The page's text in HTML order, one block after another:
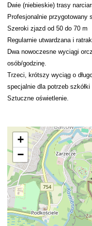
Dwie (niebieskie) trasy
Profesjonalnie przygotowany
Szeroki zjazd od 50 do 70 m
Regularnie utwardzana i
Dwa nowoczesne wyciągi
osób/godzinę.
Trzeci, krótszy wyciąg o
specjalnie dla potrzeb szkółki
Sztuczne oświetlenie.
+
−